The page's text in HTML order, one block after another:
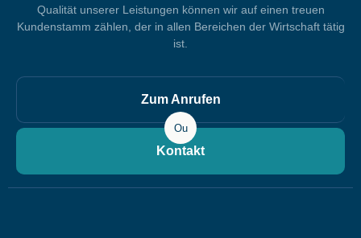
Qualität unserer Leistungen können wir auf einen treuen
Kundenstamm zählen, der in allen Bereichen der Wirtschaft tätig
ist.
Zum Anrufen
Ou
Kontakt